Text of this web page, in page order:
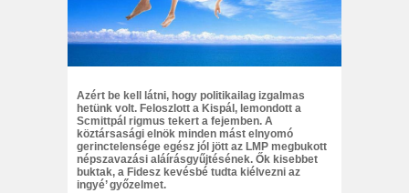
Azért be kell látni, hogy politikailag izgalmas
hetünk volt. Feloszlott a Kispál, lemondott a
Scmittpál rigmus tekert a fejemben. A
köztársasági elnök minden mást elnyomó
gerinctelensége egész jól jött az LMP megbukott
népszavazási aláírásgyűjtésének. Ők kisebbet
buktak, a Fidesz kevésbé tudta kiélvezni az
ingyé’ győzelmet.